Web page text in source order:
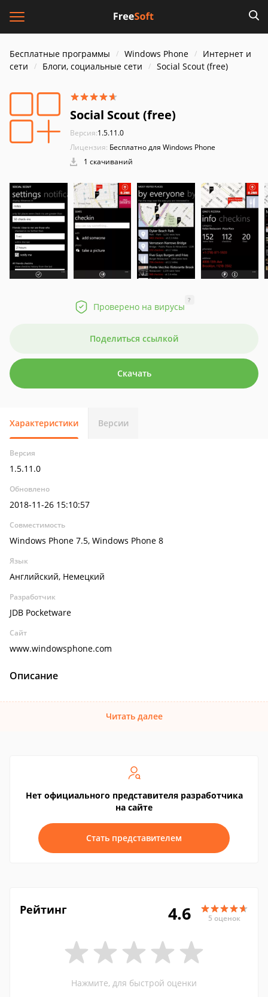
Бесплатные программы Windows Phone
Интернет и
cети
Блоги, социальные сети Social Scout (free)
Social Scout (free)
Версия:1.5.11.0
Лицензия: Бесплатно для Windows Phone
1 скачиваний
Проверено на вирусы
?
Поделиться ссылкой
Скачать
Характеристики Версии
Версия
1.5.11.0
Обновлено
2018-11-26 15:10:57
Совместимость
Windows Phone 7.5, Windows Phone 8
Язык
Английский, Немецкий
Разработчик
JDB Pocketware
Сайт
www.windowsphone.com
Описание
Читать далее
Нет официального представителя разработчика
на сайте
Стать представителем
Рейтинг 4.6 5 оценок
Нажмите, для быстрой оценки